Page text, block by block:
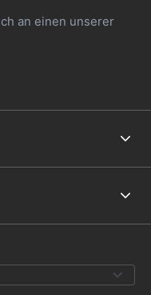
an einen unserer